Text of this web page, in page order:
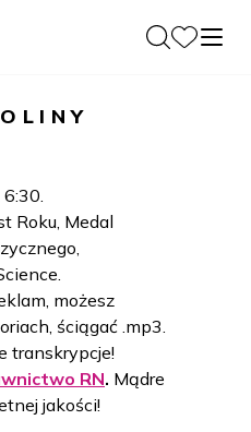
Roku, Medal
możesz
ściągać .mp3.
transkrypcje!
RN. Mądre
jakości!